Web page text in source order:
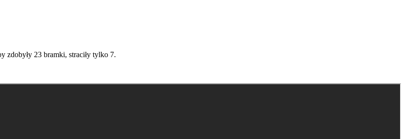
zdobyły 23 bramki, straciły tylko 7.